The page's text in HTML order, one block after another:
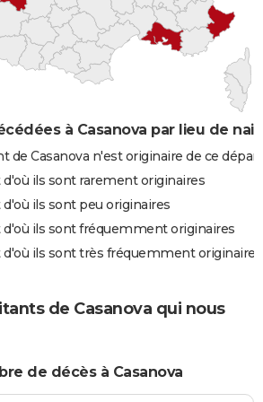
à Casanova par lieu de
de Casanova n'est originaire de ce
ils sont rarement originaires
ils sont peu originaires
ils sont fréquemment originaires
ils sont très fréquemment originaires
de Casanova qui nous
de décès à Casanova